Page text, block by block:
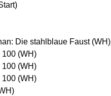
Die stahlblaue Faust (WH)
100 (WH)
100 (WH)
100 (WH)